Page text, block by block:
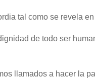
tal como se revela
de todo ser
llamados a hacer la